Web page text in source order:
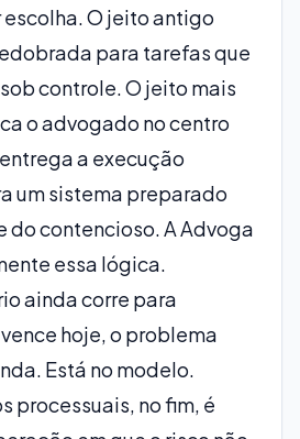
O jeito antigo
para tarefas que
controle. O jeito mais
o advogado no centro
a execução
um sistema preparado
do contencioso. A Advoga
essa lógica.
ainda corre para
hoje, o problema
Está no modelo.
processuais, no fim, é